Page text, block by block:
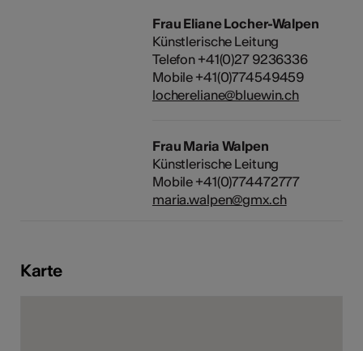
Frau Eliane Locher-Walpen
Künstlerische Leitung
Telefon +41(0)27 9236336
Mobile +41(0)774549459
lochereliane@bluewin.ch
Frau Maria Walpen
Künstlerische Leitung
Mobile +41(0)774472777
maria.walpen@gmx.ch
Karte